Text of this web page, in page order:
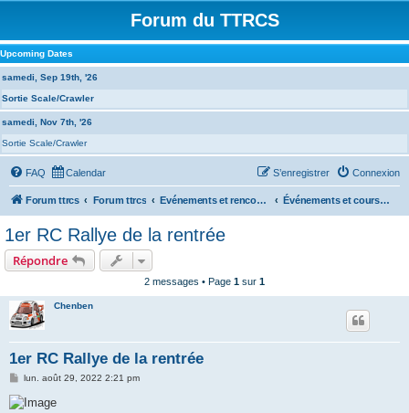
Forum du TTRCS
Upcoming Dates
samedi, Sep 19th, '26
Sortie Scale/Crawler
samedi, Nov 7th, '26
Sortie Scale/Crawler
FAQ Calendar Connexion
S’enregistrer
Forum ttrcs Forum ttrcs Evénements et rencontres Événements et courses à la GRENOUILLERE
1er RC Rallye de la rentrée
Répondre
2 messages • Page 1 sur 1
Chenben
1er RC Rallye de la rentrée
M
s
s
lun. août 29, 2022 2:21 pm